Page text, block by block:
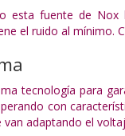
esta fuente de
el ruido al mínimo.
tecnología para
con
adaptando el